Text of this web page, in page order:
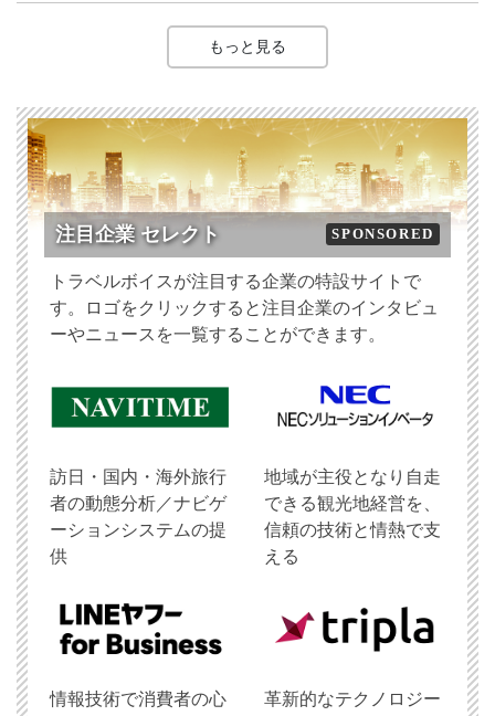
もっと見る
注目企業 セレクト SPONSORED
トラベルボイスが注目する企業の特設サイトで
す。ロゴをクリックすると注目企業のインタビュ
ーやニュースを一覧することができます。
訪日・国内・海外旅行
者の動態分析／ナビゲ
ーションシステムの提
供
地域が主役となり自走
できる観光地経営を、
信頼の技術と情熱で支
える
情報技術で消費者の心 革新的なテクノロジー